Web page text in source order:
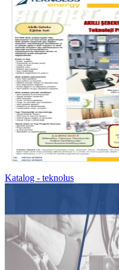
Katalog - teknolus